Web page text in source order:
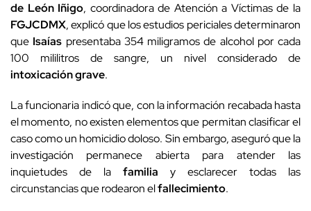
de León Iñigo, coordinadora de Atención a Víctimas de la
FGJCDMX, explicó que los estudios periciales determinaron
que Isaías presentaba 354 miligramos de alcohol por cada
100 mililitros de sangre, un nivel considerado de
intoxicación grave.
La funcionaria indicó que, con la información recabada hasta
el momento, no existen elementos que permitan clasificar el
caso como un homicidio doloso. Sin embargo, aseguró que la
investigación permanece abierta para atender las
inquietudes de la familia y esclarecer todas las
circunstancias que rodearon elfallecimiento.